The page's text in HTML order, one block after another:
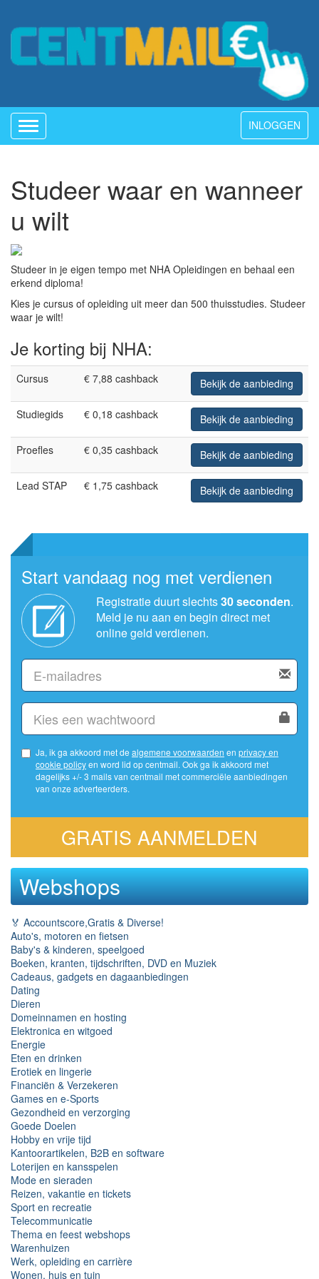
Toggle
navigation
INLOGGEN
Studeer waar en wanneer
u wilt
Studeer in je eigen tempo met NHA Opleidingen en behaal een
erkend diploma!
Kies je cursus of opleiding uit meer dan 500 thuisstudies. Studeer
waar je wilt!
Je korting bij NHA:
Cursus € 7,88 cashback Bekijk de aanbieding
Studiegids € 0,18 cashback Bekijk de aanbieding
Proefles € 0,35 cashback Bekijk de aanbieding
Lead STAP € 1,75 cashback Bekijk de aanbieding
Start vandaag nog met verdienen
Registratie duurt slechts30 seconden.
Meld je nu aan en begin direct met
online geld verdienen.
Ja, ik ga akkoord met de algemene voorwaarden en privacy en
cookie policy
dagelijks +/- 3 mails van centmail met commerciële aanbiedingen
van onze adverteerders.
GRATIS AANMELDEN
Webshops
🏅 Accountscore,Gratis & Diverse!
Auto's, motoren en fietsen
Baby's & kinderen, speelgoed
Boeken, kranten, tijdschriften, DVD en Muziek
Cadeaus, gadgets en dagaanbiedingen
Dating
Dieren
Domeinnamen en hosting
Elektronica en witgoed
Energie
Eten en drinken
Erotiek en lingerie
Financiën & Verzekeren
Games en e-Sports
Gezondheid en verzorging
Goede Doelen
Hobby en vrije tijd
Kantoorartikelen, B2B en software
Loterijen en kansspelen
Mode en sieraden
Reizen, vakantie en tickets
Sport en recreatie
Telecommunicatie
Thema en feest webshops
Warenhuizen
Werk, opleiding en carrière
Wonen, huis en tuin